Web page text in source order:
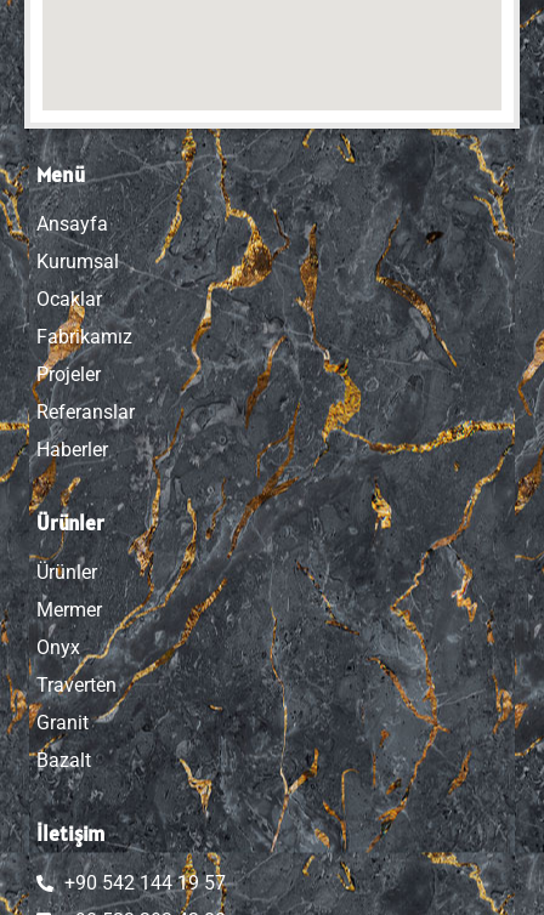
Menü
Ansayfa
Kurumsal
Ocaklar
Fabrikamız
Projeler
Referanslar
Haberler
Ürünler
Ürünler
Mermer
Onyx
Traverten
Granit
Bazalt
İletişim
+90 542 144 19 57